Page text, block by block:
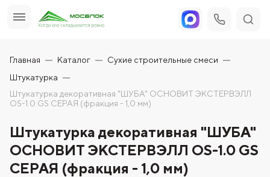
Главная Каталог
Сухие строительные смеси
Штукатурка
Штукатурка декоративная "ШУБА" ОСНОВИТ ЭКСТЕРВЭЛЛ
OS-1.0 GS СЕРАЯ (фракция - 1,0 мм)
Штукатурка декоративная "ШУБА"
ОСНОВИТ ЭКСТЕРВЭЛЛ OS-1.0 GS
СЕРАЯ (фракция - 1,0 мм)